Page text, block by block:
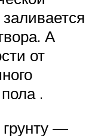
А
от
.
—